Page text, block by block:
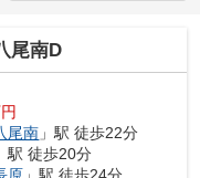
尾南D
尾南 」駅 徒歩22分
駅 徒歩20分
原 」駅 徒歩24分